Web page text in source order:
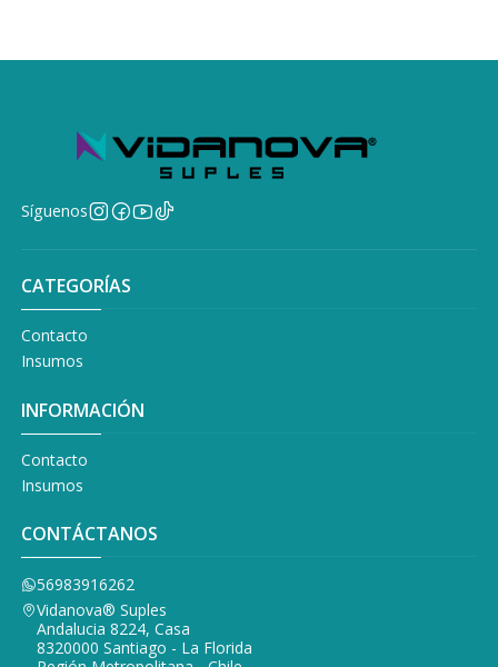
Síguenos
CATEGORÍAS
Contacto
Insumos
INFORMACIÓN
Contacto
Insumos
CONTÁCTANOS
56983916262
Vidanova® Suples
Andalucia 8224, Casa
8320000 Santiago - La Florida